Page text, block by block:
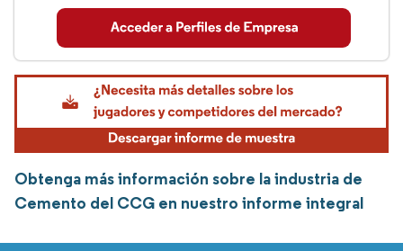
Obtenga más información sobre la industria de
Cemento del CCG en nuestro informe integral